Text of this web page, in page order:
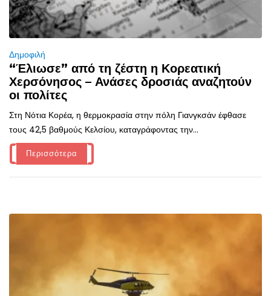
Δημοφιλή
“Έλιωσε” από τη ζέστη η Κορεατική
Χερσόνησος – Ανάσες δροσιάς αναζητούν
οι πολίτες
Στη Νότια Κορέα, η θερμοκρασία στην πόλη Γιανγκσάν έφθασε
τους 42,5 βαθμούς Κελσίου, καταγράφοντας την...
Περισσότερα